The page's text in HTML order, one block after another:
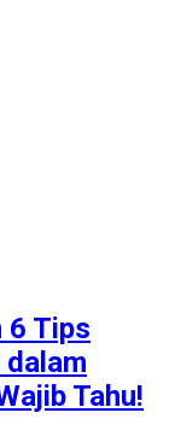
6 Tips
Tahu!